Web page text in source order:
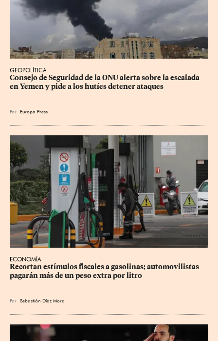
GEOPOLÍTICA
Consejo de Seguridad de la ONU alerta sobre la escalada
en Yemen y pide a los hutíes detener ataques
Por Europa Press
ECONOMÍA
Recortan estímulos fiscales a gasolinas; automovilistas
pagarán más de un peso extra por litro
Por Sebastián Díaz Mora